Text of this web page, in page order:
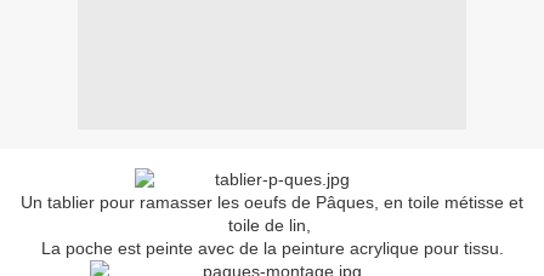
Un tablier pour ramasser les oeufs de Pâques, en toile métisse et
toile de lin,
La poche est peinte avec de la peinture acrylique pour tissu.